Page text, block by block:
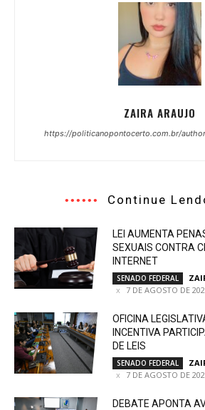
ZAIRA ARAUJO
https://politicanopontocerto.com.br/
Continue
LEI AUMENTA
SEXUAIS CONTRA
INTERNET
SENADO FEDERAL
7 DE AGOSTO DE
OFICINA
INCENTIVA
DE LEIS
SENADO FEDERAL
7 DE AGOSTO DE
DEBATE APONTA